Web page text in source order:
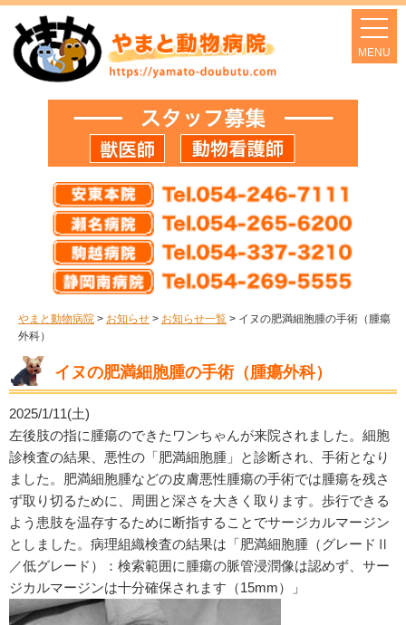
やまと動物病院 > お知らせ > お知らせ一覧 > イヌの肥満細胞腫の手術（腫瘍
外科）
イヌの肥満細胞腫の手術（腫瘍外科）
2025/1/11(土)
左後肢の指に腫瘍のできたワンちゃんが来院されました。細胞
診検査の結果、悪性の「肥満細胞腫」と診断され、手術となり
ました。肥満細胞腫などの皮膚悪性腫瘍の手術では腫瘍を残さ
ず取り切るために、周囲と深さを大きく取ります。歩行できる
よう患肢を温存するために断指することでサージカルマージン
としました。病理組織検査の結果は「肥満細胞腫（グレードⅡ
／低グレード）：検索範囲に腫瘍の脈管浸潤像は認めず、サー
ジカルマージンは十分確保されます（15mm）」